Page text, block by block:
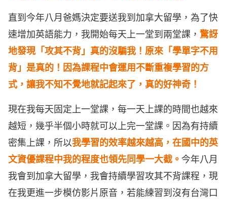
直到今年八月爸媽決定要送我到加拿大留學，為了快
速增加英語能力，我開始每天上一堂到兩堂課， 驚訝
地發現「攻其不背」真的沒騙我！原來「學單字不用
背」是真的！因為課程中會運用不斷重複學習的方
式，讓我不知不覺地就記起來了，真的好神奇！
現在我每天固定上一堂課，每一天上課的時間也越來
越短，幾乎半個小時就可以上完一堂課。因為有持續
密集上課，所以我學習的效率越來越高，在國中的英
文資優課程中我的程度也領先同學一大截。 今年八月
我會到加拿大留學，我會持續學習攻其不背課程，現
在我更進一步模仿影片原音，若能練習到沒有台灣口